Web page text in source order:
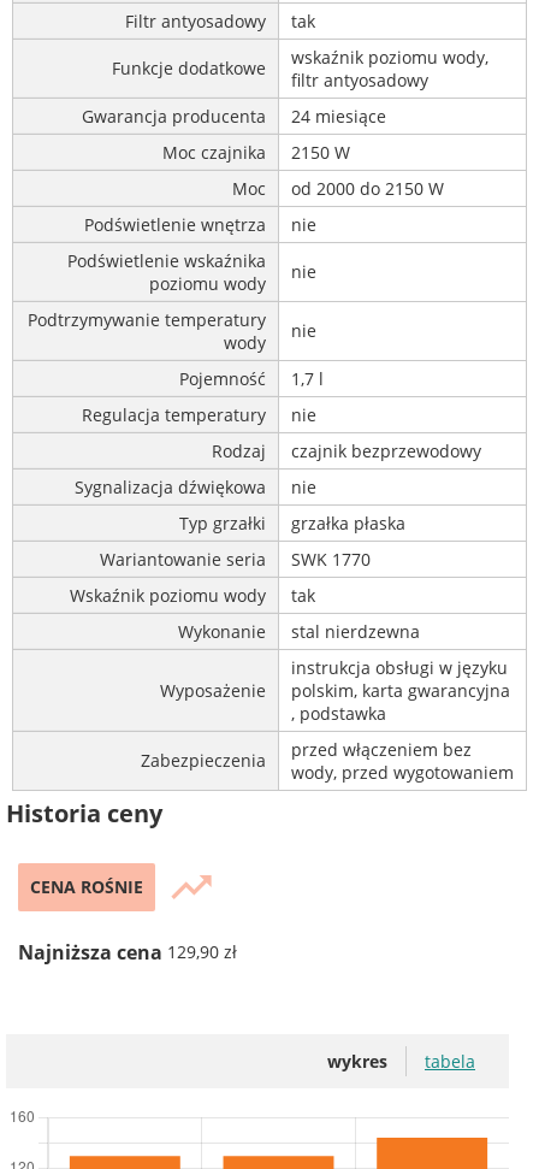
Filtr antyosadowy
tak
Funkcje dodatkowe
wskaźnik poziomu wody,
filtr antyosadowy
Gwarancja producenta
24 miesiące
Moc czajnika
2150 W
Moc
od 2000 do 2150 W
Podświetlenie wnętrza
nie
Podświetlenie wskaźnika
poziomu wody
nie
Podtrzymywanie temperatury
wody
nie
Pojemność
1,7 l
Regulacja temperatury
nie
Rodzaj
czajnik bezprzewodowy
Sygnalizacja dźwiękowa
nie
Typ grzałki
grzałka płaska
Wariantowanie seria
SWK 1770
Wskaźnik poziomu wody
tak
Wykonanie
stal nierdzewna
Wyposażenie
instrukcja obsługi w języku
polskim, karta gwarancyjna
, podstawka
Zabezpieczenia
przed włączeniem bez
wody, przed wygotowaniem
Historia ceny
CENA ROŚNIE trending_up
Najniższa cena 129,90 zł
wykres tabela